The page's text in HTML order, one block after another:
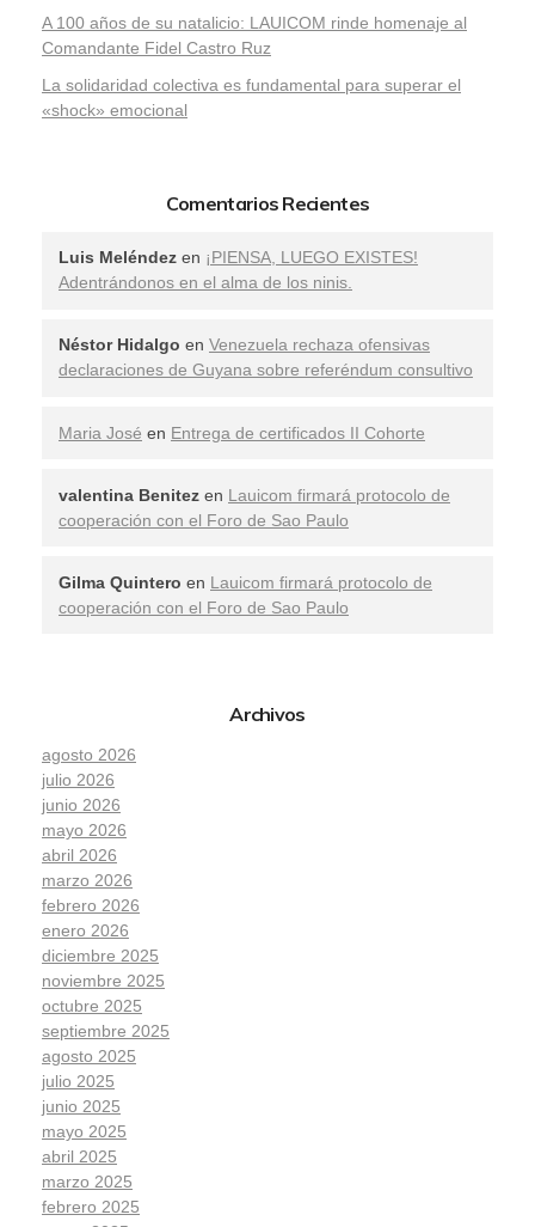
A 100 años de su natalicio: LAUICOM rinde homenaje al
Comandante Fidel Castro Ruz
La solidaridad colectiva es fundamental para superar el
«shock» emocional
Comentarios Recientes
Luis Meléndez en ¡PIENSA, LUEGO EXISTES!
Adentrándonos en el alma de los ninis.
Néstor Hidalgo en Venezuela rechaza ofensivas
declaraciones de Guyana sobre referéndum consultivo
Maria José en Entrega de certificados II Cohorte
valentina Benitez en Lauicom firmará protocolo de
cooperación con el Foro de Sao Paulo
Gilma Quintero en Lauicom firmará protocolo de
cooperación con el Foro de Sao Paulo
Archivos
agosto 2026
julio 2026
junio 2026
mayo 2026
abril 2026
marzo 2026
febrero 2026
enero 2026
diciembre 2025
noviembre 2025
octubre 2025
septiembre 2025
agosto 2025
julio 2025
junio 2025
mayo 2025
abril 2025
marzo 2025
febrero 2025